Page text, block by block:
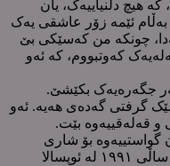
هیچ دڵنیاییەک، یان
بەڵام ئێمە زۆر عاشقی یەک
چونکە من کەسێکی بێ
کەوتبووم، کە ئەو
جگەرەیەک بکێشێ.
گرفتی گەدەی هەیە. ئەو
و قەلەقییەوە بێت.
گواستییەوە بۆ شاری
کرامفۆرش و بۆڵنێس، دواتر لە بەهاری ساڵی ١٩٩١ لە ئوپسالا